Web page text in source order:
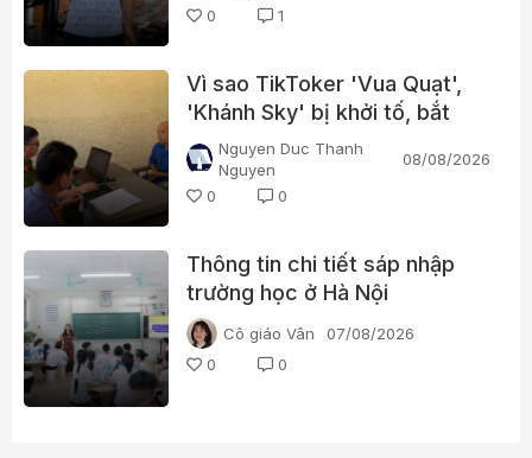
0
1
Vì sao TikToker 'Vua Quạt',
'Khánh Sky' bị khởi tố, bắt
tạm giam?
Nguyen Duc Thanh
Nguyen
08/08/2026
0
0
Thông tin chi tiết sáp nhập
trường học ở Hà Nội
Cô giáo Vân
07/08/2026
0
0